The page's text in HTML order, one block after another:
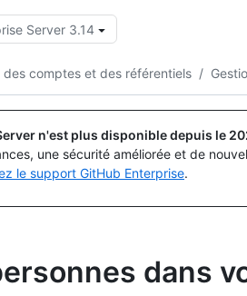
Server 3.14
des comptes et des référentiels /
n'est plus disponible depuis le
une sécurité améliorée et de
le support GitHub Enterprise.
dans